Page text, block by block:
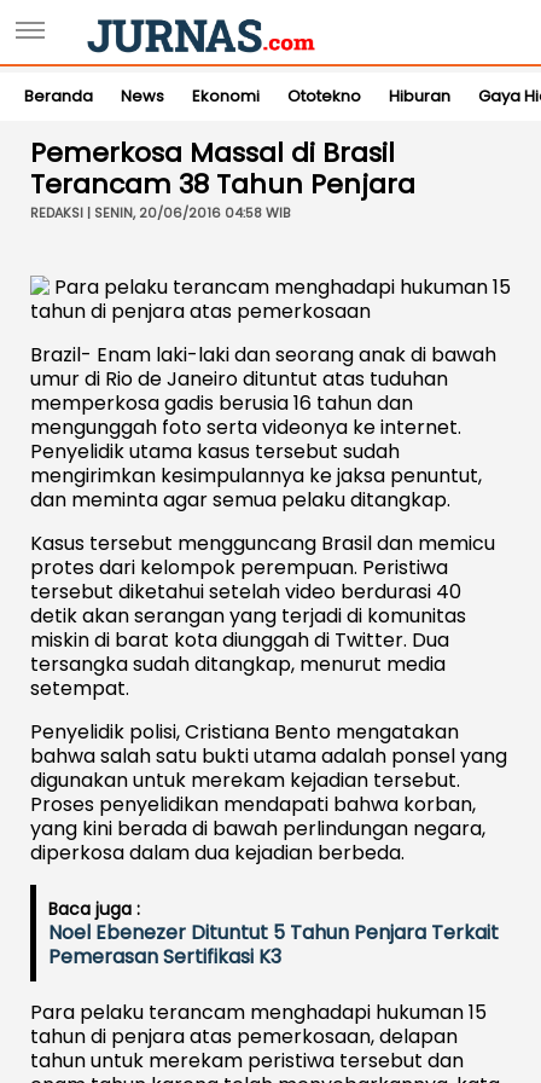
Beranda News Ekonomi Ototekno Hiburan Gaya
Pemerkosa Massal di Brasil
Terancam 38 Tahun Penjara
REDAKSI | SENIN, 20/06/2016 04:58 WIB
Brazil- Enam laki-laki dan seorang anak di bawah
umur di Rio de Janeiro dituntut atas tuduhan
memperkosa gadis berusia 16 tahun dan
mengunggah foto serta videonya ke internet.
Penyelidik utama kasus tersebut sudah
mengirimkan kesimpulannya ke jaksa penuntut,
dan meminta agar semua pelaku ditangkap.
Kasus tersebut mengguncang Brasil dan memicu
protes dari kelompok perempuan. Peristiwa
tersebut diketahui setelah video berdurasi 40
detik akan serangan yang terjadi di komunitas
miskin di barat kota diunggah di Twitter. Dua
tersangka sudah ditangkap, menurut media
setempat.
Penyelidik polisi, Cristiana Bento mengatakan
bahwa salah satu bukti utama adalah ponsel yang
digunakan untuk merekam kejadian tersebut.
Proses penyelidikan mendapati bahwa korban,
yang kini berada di bawah perlindungan negara,
diperkosa dalam dua kejadian berbeda.
Baca juga :
Noel Ebenezer Dituntut 5 Tahun Penjara Terkait
Pemerasan Sertifikasi K3
Para pelaku terancam menghadapi hukuman 15
tahun di penjara atas pemerkosaan, delapan
tahun untuk merekam peristiwa tersebut dan